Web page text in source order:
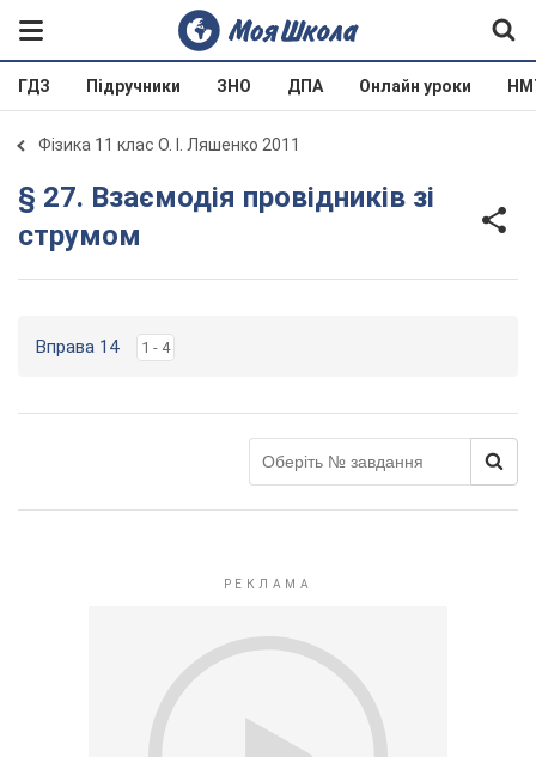
ГДЗ Підручники ЗНО ДПА Онлайн уроки
Фізика 11 клас О. І. Ляшенко 2011
§ 27. Взаємодія провідників зі
струмом
Вправа 14 1 - 4